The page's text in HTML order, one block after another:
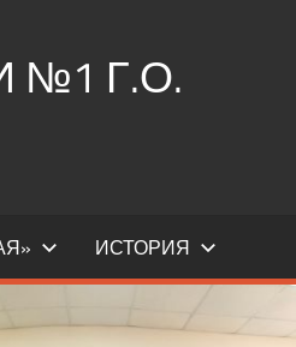
№1 Г.О.
ИСТОРИЯ